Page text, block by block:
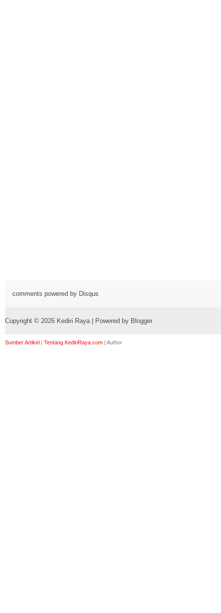
comments powered by Disqus
Copyright © 2026 Kediri Raya| Powered by Blogger
Sumber Artikel | Tentang KediriRaya.com | Author